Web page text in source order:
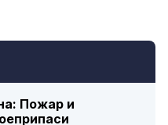
Пожар и